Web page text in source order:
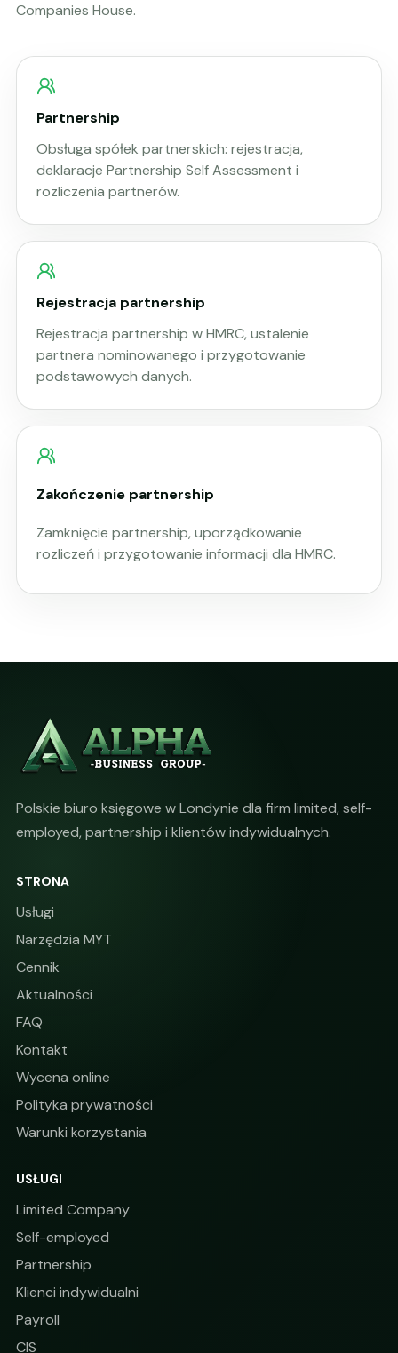
Companies House.
Partnership
Obsługa spółek partnerskich: rejestracja,
deklaracje Partnership Self Assessment i
rozliczenia partnerów.
Rejestracja partnership
Rejestracja partnership w HMRC, ustalenie
partnera nominowanego i przygotowanie
podstawowych danych.
Zakończenie partnership
Zamknięcie partnership, uporządkowanie
rozliczeń i przygotowanie informacji dla HMRC.
Polskie biuro księgowe w Londynie dla firm limited, self-
employed, partnership i klientów indywidualnych.
STRONA
Usługi
Narzędzia MYT
Cennik
Aktualności
FAQ
Kontakt
Wycena online
Polityka prywatności
Warunki korzystania
USŁUGI
Limited Company
Self-employed
Partnership
Klienci indywidualni
Payroll
CIS